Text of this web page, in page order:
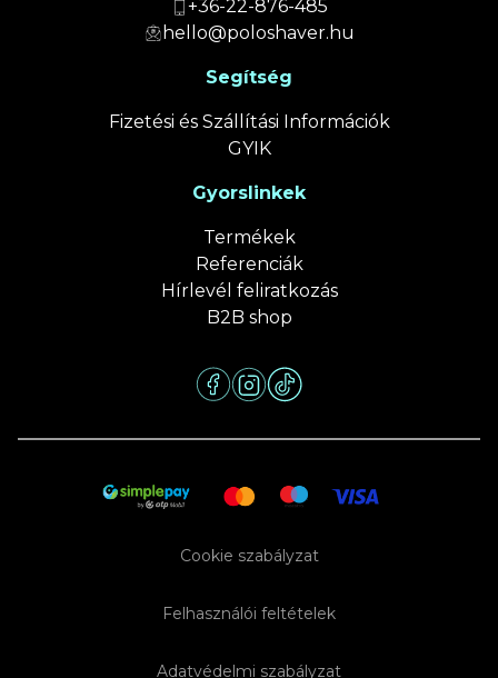
+36-22-876-485
hello@poloshaver.hu
Segítség
Fizetési és Szállítási Információk
GYIK
Gyorslinkek
Termékek
Referenciák
Hírlevél feliratkozás
B2B shop
Adatvédelmi szabályzat
Felhasználói feltételek
Cookie szabályzat